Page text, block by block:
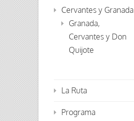
Cervantes y Granada
Granada,
Cervantes y Don
Quijote
La Ruta
Programa